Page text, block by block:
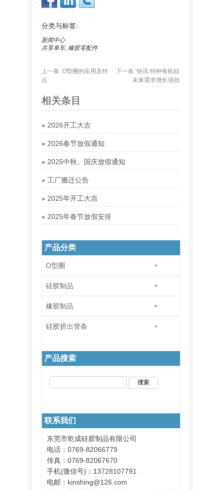
分类与标签:
新闻中心
共享单车, 橡胶零配件
上一条: O型圈的应用及特
点
下一条: 快讯:特种有机硅
未来需求增长强劲
相关条目
» 2026开工大吉
» 2026春节放假通知
» 2025中秋、国庆放假通知
» 工厂搬迁公告
» 2025年开工大吉
» 2025年春节放假安排
产品分类
O型圈
硅胶制品
橡胶制品
硅胶挤出管条
产品搜索
联系我们
东莞市乾成硅胶制品有限公司
电话：0769-82066779
传真：0769-82067670
手机(微信号)：13728107791
电邮：kinshing@126.com